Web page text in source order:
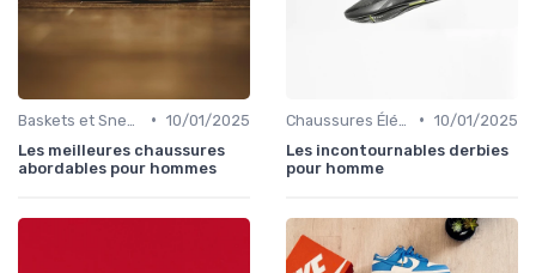
• 10/01/2025
Les meilleures chaussures
abordables pour hommes
• 10/01/2025
Les incontournables derbies
pour homme